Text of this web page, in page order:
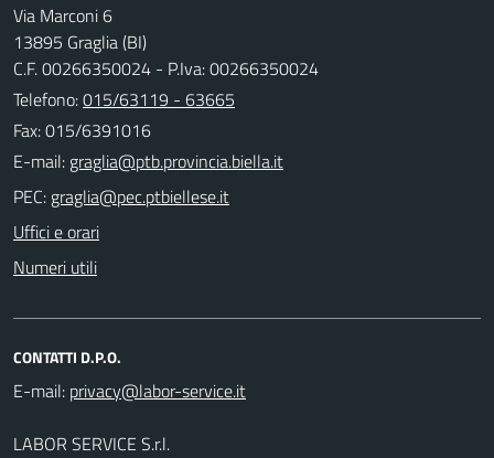
Via Marconi 6
13895 Graglia (BI)
C.F. 00266350024 - P.Iva: 00266350024
Telefono:015/63119 - 63665
Fax: 015/6391016
E-mail:
PEC:
Uffici e orari
Numeri utili
CONTATTI D.P.O.
E-mail:
LABOR SERVICE S.r.l.